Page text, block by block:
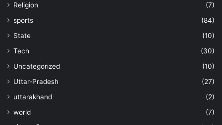
Religion
(7)
sports
(84)
State
(10)
Tech
(30)
Uncategorized
(10)
Uttar-Pradesh
(27)
uttarakhand
(2)
world
(7)